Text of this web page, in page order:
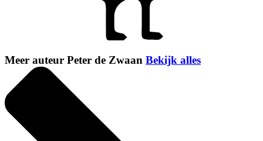
Meer auteur Peter de Zwaan Bekijk alles